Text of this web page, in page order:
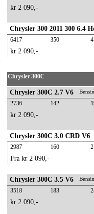
kr 2 090,-
Chrysler 300 2011 300 6.4
6417 350
kr 2 090,-
Chrysler 300C
Chrysler 300C 2.7 V6 Bensin
2736 142
kr 2 090,-
Chrysler 300C 3.0 CRD V6
2987 160
Fra kr 2 090,-
Chrysler 300C 3.5 V6 Bensin
3518 183
kr 2 090,-